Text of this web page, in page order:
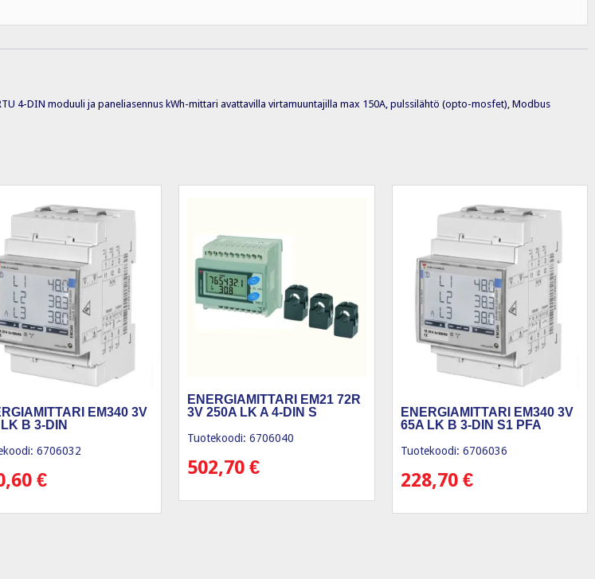
määrä
4-DIN moduuli ja paneliasennus kWh-mittari avattavilla virtamuuntajilla max 150A, pulssilähtö (opto-mosfet), Modbus
EM340 3V
B 3-DIN
6706032
€
ENERGIAMITTARI EM21 72R
3V 250A LK A 4-DIN S
Tuotekoodi: 6706040
502,70€
ENERGIAMITTARI EM340 3V
65A LK B 3-DIN S1 PFA
Tuotekoodi: 6706036
228,70 €